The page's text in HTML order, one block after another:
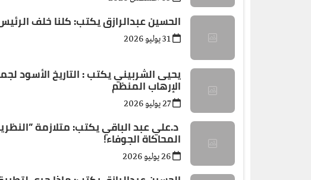
الحسين عبدالرازق يكتب: كلنا خلف
يحيى الشربيني يكتب : التاريخ الأسود
الإرهاب المنظم
27 يوليو 2026
د.علي عبد الباقي يكتب: ​متلازمة
المحاكاة الجوفاء!